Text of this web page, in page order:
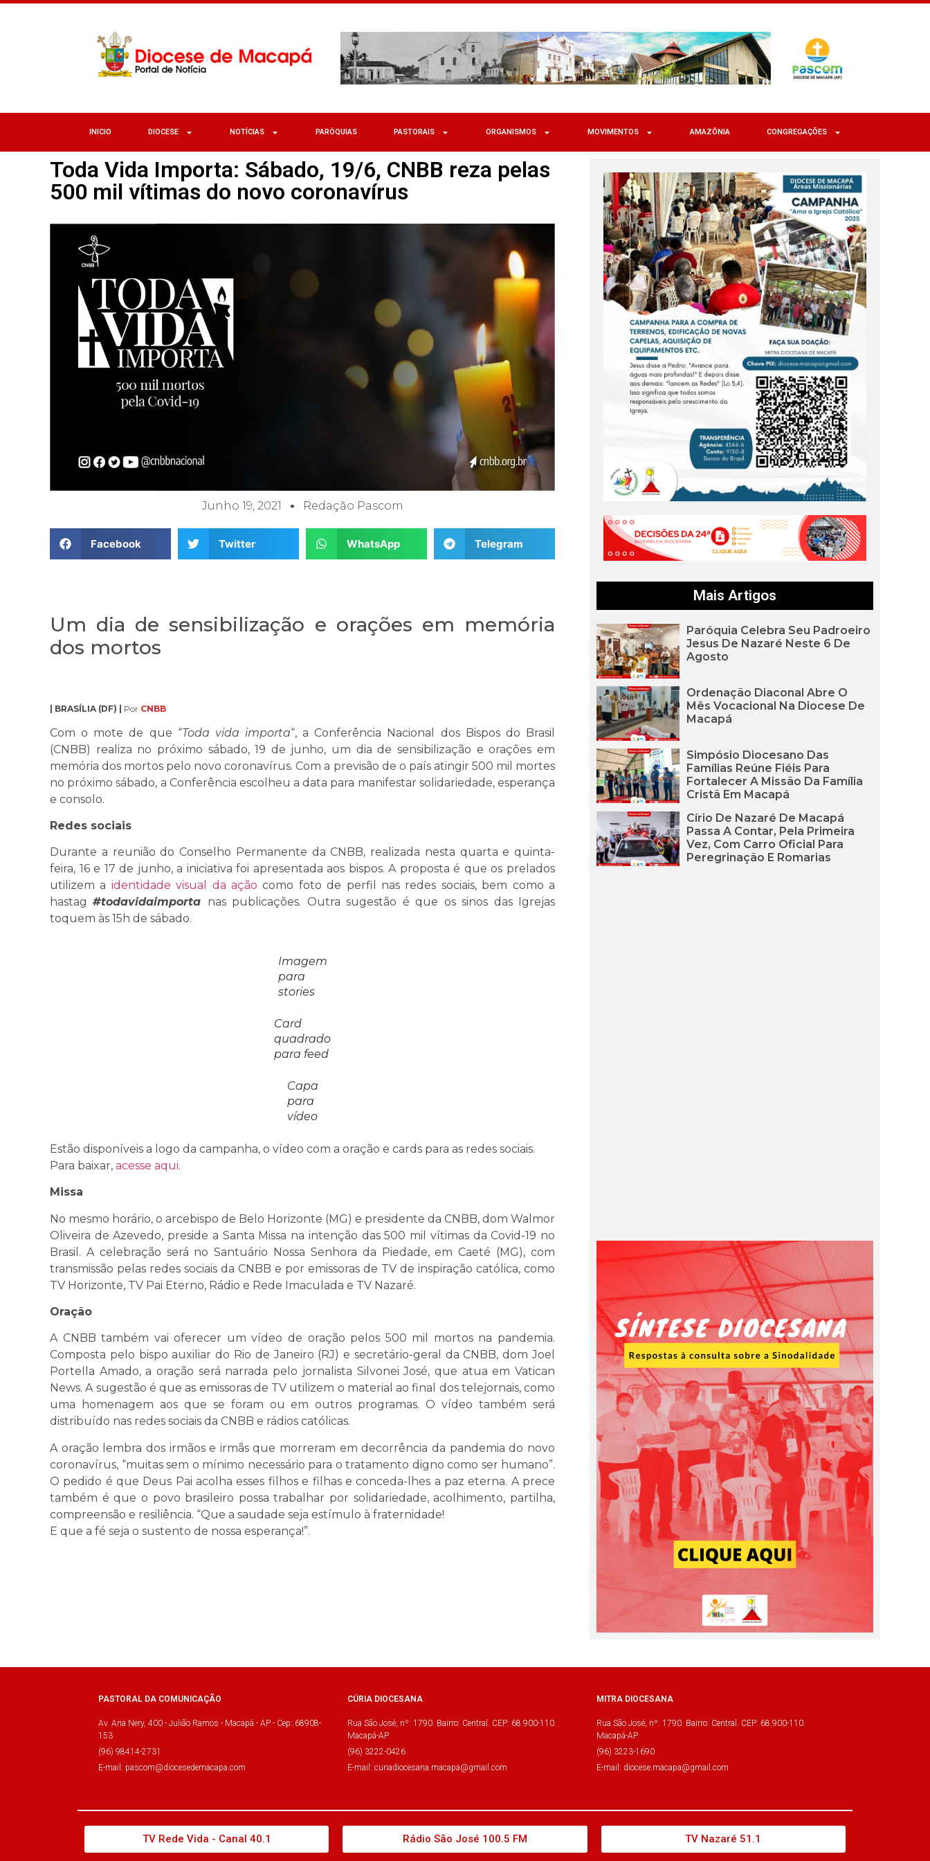
INICIO DIOCESE NOTÍCIAS PARÓQUIAS PASTORAIS ORGANISMOS MOVIMENTOS AMAZÔNIA CONGREGAÇÕES
Toda Vida Importa: Sábado, 19/6, CNBB reza pelas
500 mil vítimas do novo coronavírus
Junho 19, 2021 Redação Pascom
Facebook Twitter WhatsApp Telegram
Um dia de sensibilização e orações em memória
dos mortos
| BRASÍLIA (DF) | Por CNBB
Com o mote de que “Toda vida importa“, a Conferência Nacional dos Bispos do Brasil
(CNBB) realiza no próximo sábado, 19 de junho, um dia de sensibilização e orações em
memória dos mortos pelo novo coronavírus. Com a previsão de o país atingir 500 mil mortes
no próximo sábado, a Conferência escolheu a data para manifestar solidariedade, esperança
e consolo.
Redes sociais
Durante a reunião do Conselho Permanente da CNBB, realizada nesta quarta e quinta-
feira, 16 e 17 de junho, a iniciativa foi apresentada aos bispos. A proposta é que os prelados
utilizem a identidade visual da ação como foto de perfil nas redes sociais, bem como a
hastag#todavidaimporta nas publicações. Outra sugestão é que os sinos das Igrejas
toquem às 15h de sábado.
Imagem
para
stories
Card
quadrado
para feed
Capa
para
vídeo
Estão disponíveis a logo da campanha, o vídeo com a oração e cards para as redes sociais.
Para baixar, acesse aqui.
Missa
No mesmo horário, o arcebispo de Belo Horizonte (MG) e presidente da CNBB, dom Walmor
Oliveira de Azevedo, preside a Santa Missa na intenção das 500 mil vítimas da Covid-19 no
Brasil. A celebração será no Santuário Nossa Senhora da Piedade, em Caeté (MG), com
transmissão pelas redes sociais da CNBB e por emissoras de TV de inspiração católica, como
TV Horizonte, TV Pai Eterno, Rádio e Rede Imaculada e TV Nazaré.
Oração
A CNBB também vai oferecer um vídeo de oração pelos 500 mil mortos na pandemia.
Composta pelo bispo auxiliar do Rio de Janeiro (RJ) e secretário-geral da CNBB, dom Joel
Portella Amado, a oração será narrada pelo jornalista Silvonei José, que atua em Vatican
News. A sugestão é que as emissoras de TV utilizem o material ao final dos telejornais, como
uma homenagem aos que se foram ou em outros programas. O vídeo também será
distribuído nas redes sociais da CNBB e rádios católicas.
A oração lembra dos irmãos e irmãs que morreram em decorrência da pandemia do novo
coronavírus, “muitas sem o mínimo necessário para o tratamento digno como ser humano”.
O pedido é que Deus Pai acolha esses filhos e filhas e conceda-lhes a paz eterna. A prece
também é que o povo brasileiro possa trabalhar por solidariedade, acolhimento, partilha,
compreensão e resiliência. “Que a saudade seja estímulo à fraternidade!
E que a fé seja o sustento de nossa esperança!”.
Mais Artigos
Paróquia Celebra Seu Padroeiro
Jesus De Nazaré Neste 6 De
Agosto
Ordenação Diaconal Abre O
Mês Vocacional Na Diocese De
Macapá
Simpósio Diocesano Das
Famílias Reúne Fiéis Para
Fortalecer A Missão Da Família
Cristã Em Macapá
Círio De Nazaré De Macapá
Passa A Contar, Pela Primeira
Vez, Com Carro Oficial Para
Peregrinação E Romarias
PASTORAL DA COMUNICAÇÃO
Av. Ana Nery, 400 - Julião Ramos - Macapá - AP - Cep: 68908-
153
(96) 98414-2731
E-mail: pascom@diocesedemacapa.com
CÚRIA DIOCESANA
Rua São José, nº: 1790. Bairro: Central. CEP: 68.900-110.
Macapá-AP
(96) 3222-0426
E-mail: curiadiocesana.macapa@gmail.com
MITRA DIOCESANA
Rua São José, nº: 1790. Bairro: Central. CEP: 68.900-110.
Macapá-AP
(96) 3223-1690
E-mail: diocese.macapa@gmail.com
TV Rede Vida - Canal 40.1 Rádio São José 100.5 FM TV Nazaré 51.1